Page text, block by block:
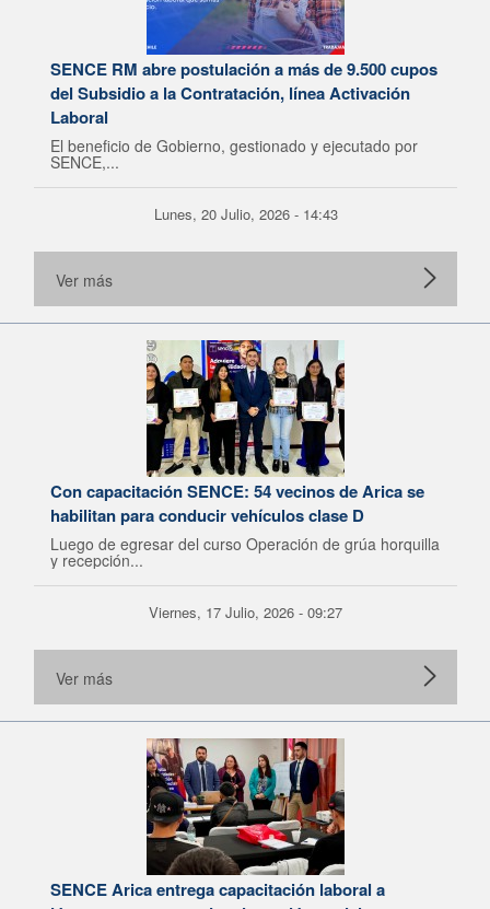
SENCE RM abre postulación a más de 9.500 cupos
del Subsidio a la Contratación, línea Activación
Laboral
El beneficio de Gobierno, gestionado y ejecutado por
SENCE,...
Lunes, 20 Julio, 2026 - 14:43
Ver más
Con capacitación SENCE: 54 vecinos de Arica se
habilitan para conducir vehículos clase D
Luego de egresar del curso Operación de grúa horquilla
y recepción...
Viernes, 17 Julio, 2026 - 09:27
Ver más
SENCE Arica entrega capacitación laboral a